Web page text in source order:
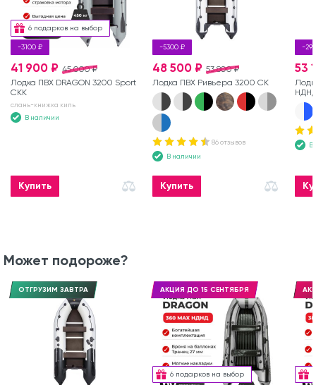
6 подарков на выбор
-3100 ₽
45 000 ₽
41 900 ₽
Лодка ПВХ DRAGON 3200 Sport
СКК
слань-книжка киль
В наличии
Купить
-5300 ₽
53 800 ₽
48 500 ₽
Лодка ПВХ Ривьера 3200 СК
86 отзывов
В наличии
Купить
-
53
В
Может подороже?
ОТГРУЗИМ ЗАВТРА
6 подарков на выбор
АКЦИЯ ДО 15 СЕНТЯБРЯ